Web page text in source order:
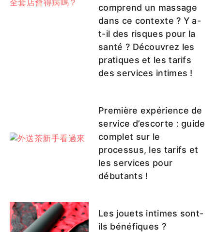
comprend un massage
dans ce contexte ? Y a-
t-il des risques pour la
santé ? Découvrez les
pratiques et les tarifs
des services intimes !
Première expérience de
service d’escorte : guide
complet sur le
processus, les tarifs et
les services pour
débutants !
Les jouets intimes sont-
ils bénéfiques ?